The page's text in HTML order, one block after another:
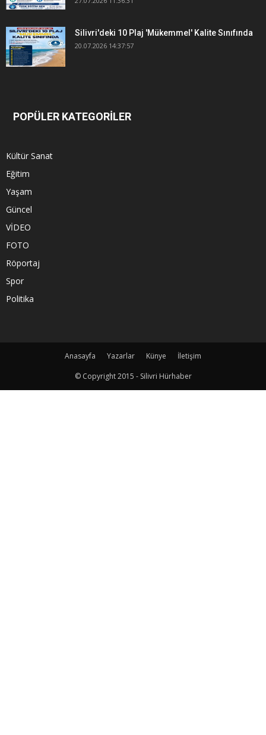
Silivri'deki 10 Plaj 'Mükemmel' Kalite Sınıfında
20.07.2026 14:37:57
POPÜLER KATEGORİLER
Kültür Sanat
Eğitim
Yaşam
Güncel
VİDEO
FOTO
Röportaj
Spor
Politika
Anasayfa Yazarlar Künye
İletişim
© Copyright 2015 - Silivri Hürhaber